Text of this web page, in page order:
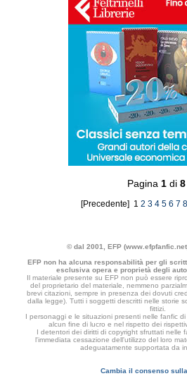
Pagina 1di 8
[Precedente] 1 2 3 4 5 6 7 8
© dal 2001, EFP
EFP non ha alcuna responsabilità per gli
esclusiva opera e proprietà degli
Il materiale presente su EFP non può essere
del proprietario del materiale, nemmeno
brevi citazioni, sempre in presenza dei dovuti
dalla legge). Tutti i soggetti descritti nelle storie
fittizi.
I personaggi e le situazioni presenti nelle fanfic
alcun fine di lucro e nel rispetto dei
I detentori dei diritti di copyright sfruttati nelle
l'immediata cessazione dell'utilizzo del loro
adeguatamente supportata da
Cambia il consenso